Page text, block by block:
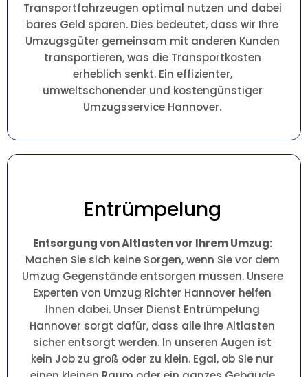
Transportfahrzeugen optimal nutzen und dabei
bares Geld sparen. Dies bedeutet, dass wir Ihre
Umzugsgüter gemeinsam mit anderen Kunden
transportieren, was die Transportkosten
erheblich senkt. Ein effizienter,
umweltschonender und kostengünstiger
Umzugsservice Hannover.
Entrümpelung
Entsorgung von Altlasten vor Ihrem Umzug:
Machen Sie sich keine Sorgen, wenn Sie vor dem
Umzug Gegenstände entsorgen müssen. Unsere
Experten von Umzug Richter Hannover helfen
Ihnen dabei. Unser Dienst Entrümpelung
Hannover sorgt dafür, dass alle Ihre Altlasten
sicher entsorgt werden. In unseren Augen ist
kein Job zu groß oder zu klein. Egal, ob Sie nur